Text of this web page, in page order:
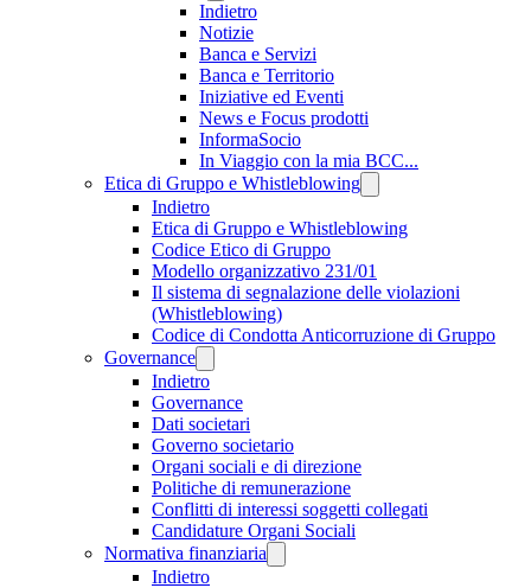
Indietro
Notizie
Banca e Servizi
Banca e Territorio
Iniziative ed Eventi
News e Focus prodotti
InformaSocio
In Viaggio con la mia BCC...
Etica di Gruppo e Whistleblowing
Indietro
Etica di Gruppo e Whistleblowing
Codice Etico di Gruppo
Modello organizzativo 231/01
Il sistema di segnalazione delle violazioni
(Whistleblowing)
Codice di Condotta Anticorruzione di Gruppo
Governance
Indietro
Governance
Dati societari
Governo societario
Organi sociali e di direzione
Politiche di remunerazione
Conflitti di interessi soggetti collegati
Candidature Organi Sociali
Normativa finanziaria
Indietro